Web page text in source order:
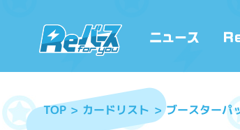
TOP カードリスト ブースター